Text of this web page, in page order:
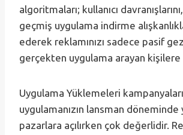
algoritmaları; kullanıcı
geçmiş uygulama indirme
ederek reklamınızı sadece pasif
gerçekten uygulama arayan
Uygulama Yüklemeleri
uygulamanızın lansman döneminde
pazarlara açılırken çok değerlidir.